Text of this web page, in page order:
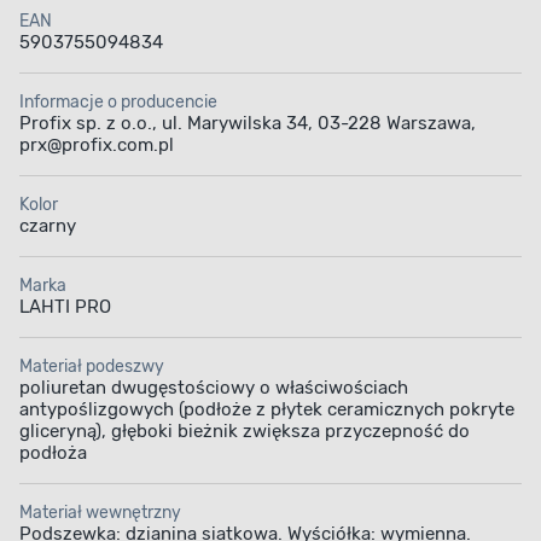
EAN
5903755094834
Informacje o producencie
Profix sp. z o.o., ul. Marywilska 34, 03-228 Warszawa,
prx@profix.com.pl
Kolor
czarny
Marka
LAHTI PRO
Materiał podeszwy
poliuretan dwugęstościowy o właściwościach
antypoślizgowych (podłoże z płytek ceramicznych pokryte
gliceryną), głęboki bieżnik zwiększa przyczepność do
podłoża
Materiał wewnętrzny
Podszewka: dzianina siatkowa. Wyściółka: wymienna.